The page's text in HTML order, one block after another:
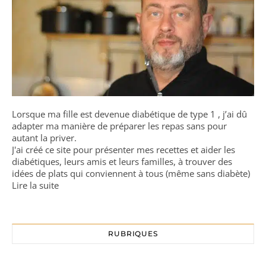
Lorsque ma fille est devenue diabétique de type 1 , j’ai dû
adapter ma manière de préparer les repas sans pour
autant la priver.
J'ai créé ce site pour présenter mes recettes et aider les
diabétiques, leurs amis et leurs familles, à trouver des
idées de plats qui conviennent à tous (même sans diabète)
Lire la suite
RUBRIQUES